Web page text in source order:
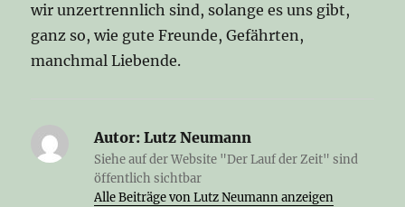
wir unzertrennlich sind, solange es uns gibt,
ganz so, wie gute Freunde, Gefährten,
manchmal Liebende.
Autor: Lutz Neumann
Siehe auf der Website "Der Lauf der Zeit" sind
öffentlich sichtbar
Alle Beiträge von Lutz Neumann anzeigen